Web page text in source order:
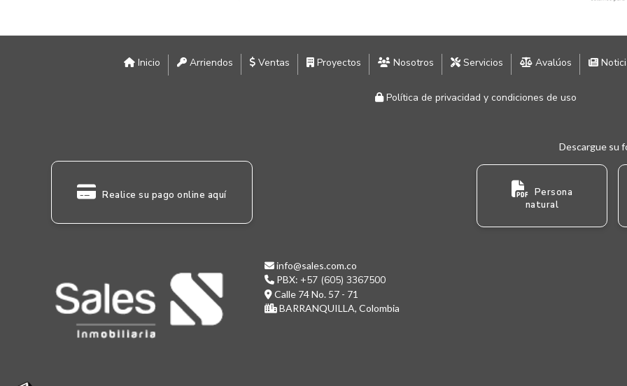
Inicio Arriendos Ventas Proyectos Nosotros Servicios Avalúos
Política de privacidad y condiciones de uso
Realice su pago online aquí
Descargue su
Persona
natural
info@sales.com.co
PBX: +57 (605) 3367500
Calle 74 No. 57 - 71
BARRANQUILLA, Colombia